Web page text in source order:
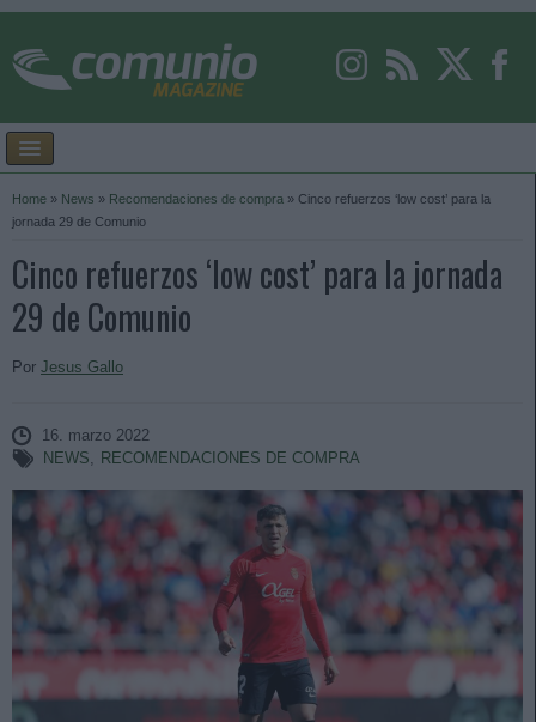
Home » News » Recomendaciones de compra » Cinco refuerzos ‘low cost’ para la
jornada 29 de Comunio
Cinco refuerzos ‘low cost’ para la jornada
29 de Comunio
Por Jesus Gallo
16. marzo 2022
NEWS, RECOMENDACIONES DE COMPRA